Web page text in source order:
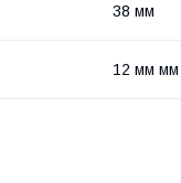
38 мм
12 мм мм